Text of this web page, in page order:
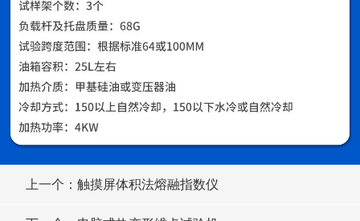
上一个：触摸屏体积法熔融指数仪